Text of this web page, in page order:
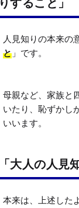
りすること」
人見知りの本来の
と 」です。
母親など、家族と
いたり、恥ずかし
「大人の人見
本来は、上述した